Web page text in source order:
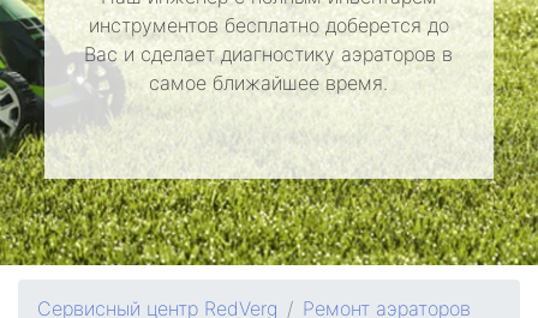
инструментов бесплатно доберется до
Вас и сделает диагностику аэраторов в
самое ближайшее время.
Сервисный центр RedVerg
Ремонт аэраторов